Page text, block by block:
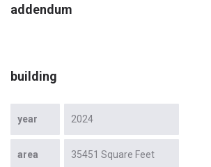
addendum
building
year 2024
area 35451 Square Feet